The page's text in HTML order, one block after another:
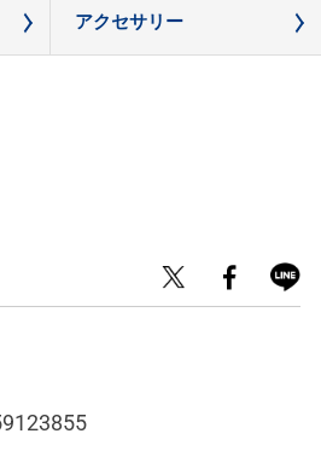
アクセサリー